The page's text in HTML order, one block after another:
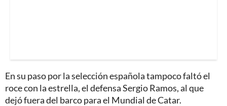
En su paso por la selección española tampoco faltó el
roce con la estrella, el defensa Sergio Ramos, al que
dejó fuera del barco para el Mundial de Catar.